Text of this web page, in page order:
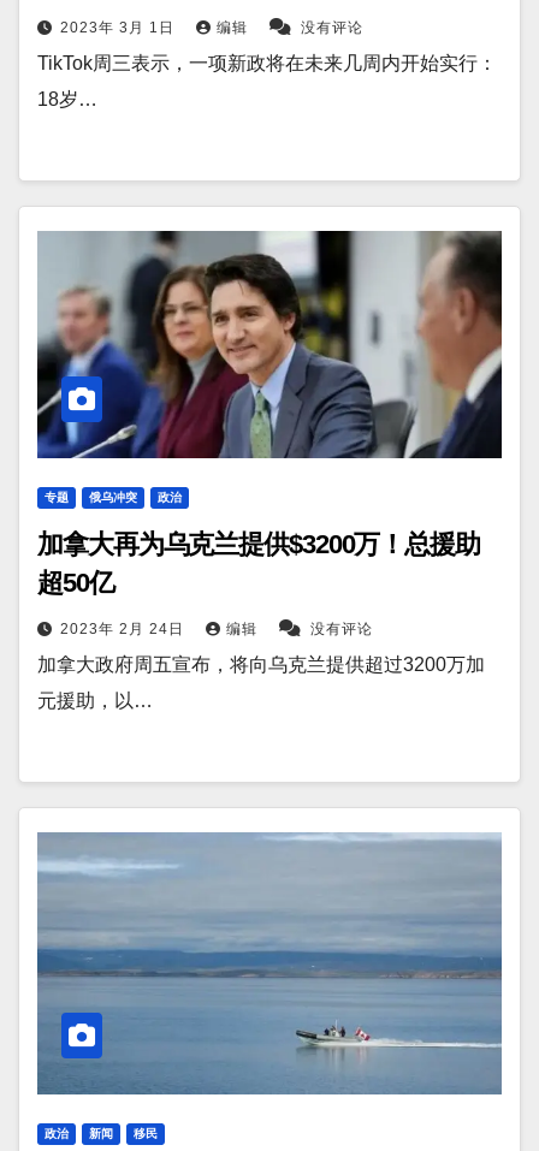
2023年 3月 1日 编辑 没有评论
TikTok周三表示，一项新政将在未来几周内开始实行：
18岁…
专题 俄乌冲突 政治
加拿大再为乌克兰提供$3200万！总援助
超50亿
2023年 2月 24日 编辑 没有评论
加拿大政府周五宣布，将向乌克兰提供超过3200万加
元援助，以…
政治 新闻 移民